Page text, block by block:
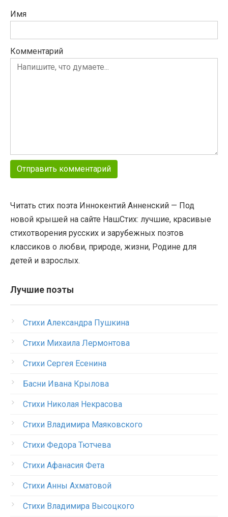
Имя
Комментарий
Читать стих поэта Иннокентий Анненский — Под
новой крышей на сайте НашСтих: лучшие, красивые
стихотворения русских и зарубежных поэтов
классиков о любви, природе, жизни, Родине для
детей и взрослых.
Лучшие поэты
Стихи Александра Пушкина
Стихи Михаила Лермонтова
Стихи Сергея Есенина
Басни Ивана Крылова
Стихи Николая Некрасова
Стихи Владимира Маяковского
Стихи Федора Тютчева
Стихи Афанасия Фета
Стихи Анны Ахматовой
Стихи Владимира Высоцкого